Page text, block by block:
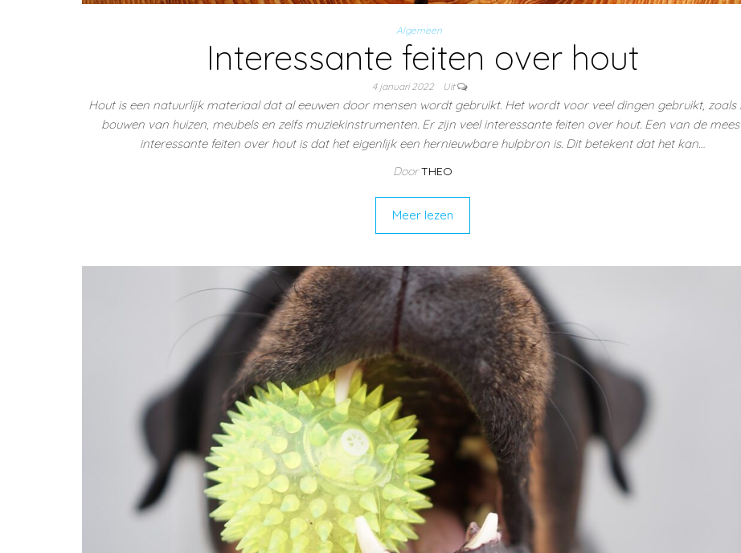
Algemeen
Interessante feiten over hout
4 januari 2022 Uit
Hout is een natuurlijk materiaal dat al eeuwen door mensen wordt gebruikt. Het wordt voor veel dingen gebruikt, zoals
bouwen van huizen, meubels en zelfs muziekinstrumenten. Er zijn veel interessante feiten over hout. Een van de
interessante feiten over hout is dat het eigenlijk een hernieuwbare hulpbron is. Dit betekent dat het kan…
Door THEO
Meer lezen